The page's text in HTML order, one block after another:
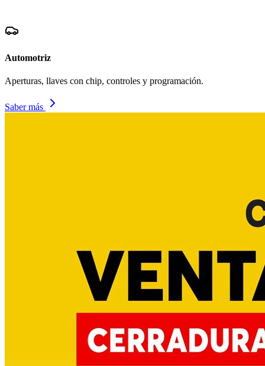
Automotriz
Aperturas, llaves con chip, controles y programación.
Saber más